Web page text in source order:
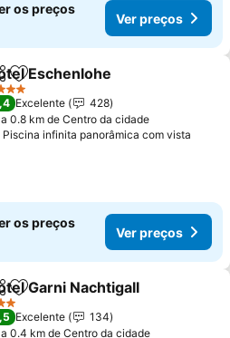
os preços
Ver preços
Adicionar aos favoritos
Eschenlohe
Excelente
428
a 0.8 km de Centro da cidade
Piscina infinita panorâmica com vista
os preços
Ver preços
Adicionar aos favoritos
Garni Nachtigall
Excelente
134
a 0.4 km de Centro da cidade